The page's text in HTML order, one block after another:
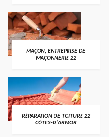
MAÇON, ENTREPRISE DE
MAÇONNERIE 22
RÉPARATION DE TOITURE 22
CÔTES-D'ARMOR